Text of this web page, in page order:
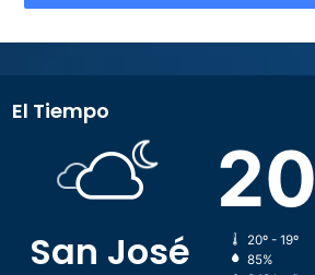
El Tiempo
San José
20
20º - 19º
85%